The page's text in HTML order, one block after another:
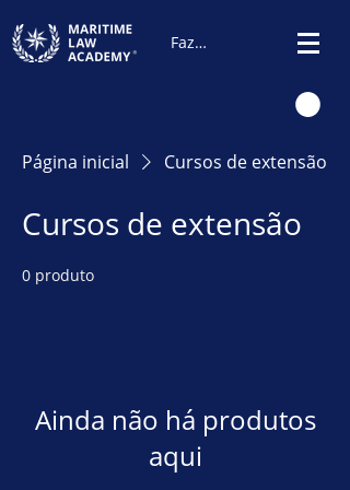
Fazer Login
Página inicial Cursos de extensão
Cursos de extensão
0 produto
Ainda não há produtos
aqui